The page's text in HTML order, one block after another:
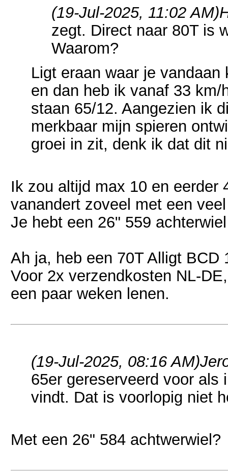
(19-Jul-2025, 11:02 AM)
zegt. Direct naar 80T is
Waarom?
Ligt eraan waar je
en dan heb ik vanaf 33
staan 65/12. Aangezien ik
merkbaar mijn spieren
groei in zit, denk ik dat dit
Ik zou altijd max 10 en eerder
vanandert zoveel met een
Je hebt een 26" 559
Ah ja, heb een 70T Alligt BCD
Voor 2x verzendkosten NL-
een paar weken lenen.
(19-Jul-2025, 08:16 AM)
65er gereserveerd voor als
vindt. Dat is voorlopig niet
Met een 26" 584 achtwerwiel?